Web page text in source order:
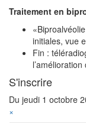
Traitement en
initiales, vue
Fin :
S'inscrire
Du jeudi 1 octobre
×